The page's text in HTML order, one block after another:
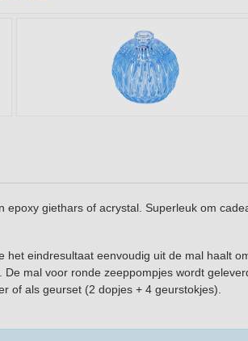
giethars of acrystal. Superleuk om
het eindresultaat eenvoudig uit de mal haalt
mal voor ronde zeeppompjes wordt
of als geurset (2 dopjes + 4 geurstokjes).